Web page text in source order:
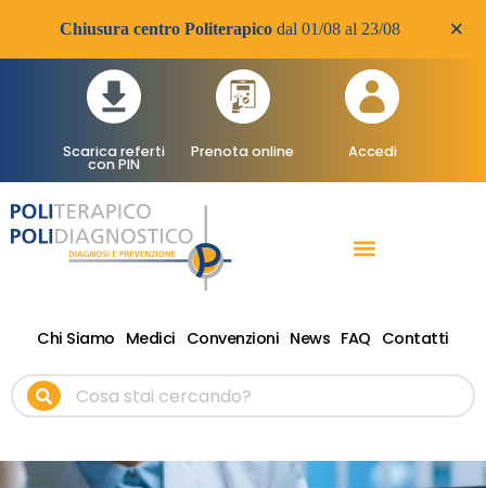
Chiusura centro Politerapicodal 01/08 al 23/08 ×
Scarica referti
con PIN
Prenota online Accedi
Chi Siamo Medici Convenzioni News FAQ Contatti